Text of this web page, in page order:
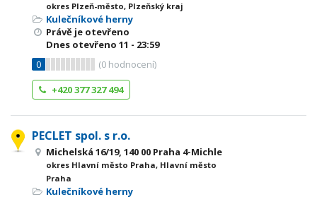
okres Plzeň-město, Plzeňský kraj
Kulečníkové herny
Právě je otevřeno
Dnes otevřeno 11 - 23:59
0
(0 hodnocení)
+420 377 327 494
PECLET spol. s r.o.
Michelská 16/19, 140 00 Praha 4-Michle
okres Hlavní město Praha, Hlavní město
Praha
Kulečníkové herny